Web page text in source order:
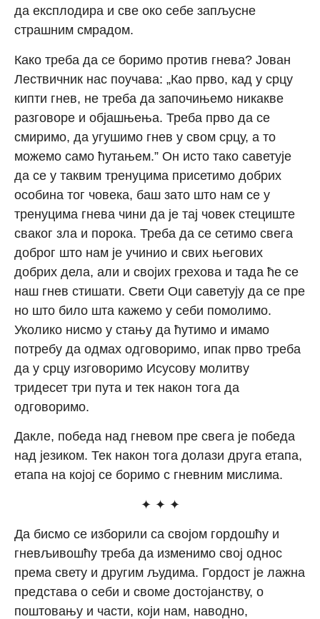
да експлодира и све око себе запљусне
страшним смрадом.
Како треба да се боримо против гнева? Јован
Лествичник нас поучава: „Као прво, кад у срцу
кипти гнев, не треба да започињемо никакве
разговоре и објашњења. Треба прво да се
смиримо, да угушимо гнев у свом срцу, а то
можемо само ћутањем.” Он исто тако саветује
да се у таквим тренуцима присетимо добрих
особина тог човека, баш зато што нам се у
тренуцима гнева чини да је тај човек стециште
сваког зла и порока. Треба да се сетимо свега
доброг што нам је учинио и свих његових
добрих дела, али и својих грехова и тада ће се
наш гнев стишати. Свети Оци саветују да се пре
но што било шта кажемо у себи помолимо.
Уколико нисмо у стању да ћутимо и имамо
потребу да одмах одговоримо, ипак прво треба
да у срцу изговоримо Исусову молитву
тридесет три пута и тек након тога да
одговоримо.
Дакле, победа над гневом пре свега је победа
над језиком. Тек након тога долази друга етапа,
етапа на којој се боримо с гневним мислима.
✦ ✦ ✦
Да бисмо се изборили са својом гордошћу и
гневљивошћу треба да изменимо свој однос
према свету и другим људима. Гордост је лажна
представа о себи и своме достојанству, о
поштовању и части, који нам, наводно,